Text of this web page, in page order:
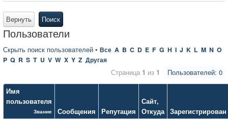
Вернуть Поиск
Пользователи
Скрыть поиск пользователей • Все A B C D E F G H I J K L M N O
P Q R S T U V W X Y Z Другая
Пользователей: 0
Страница 1 из 1
Имя
пользователя
Звание Сообщения Репутация
Сайт,
Откуда Зарегистрирован